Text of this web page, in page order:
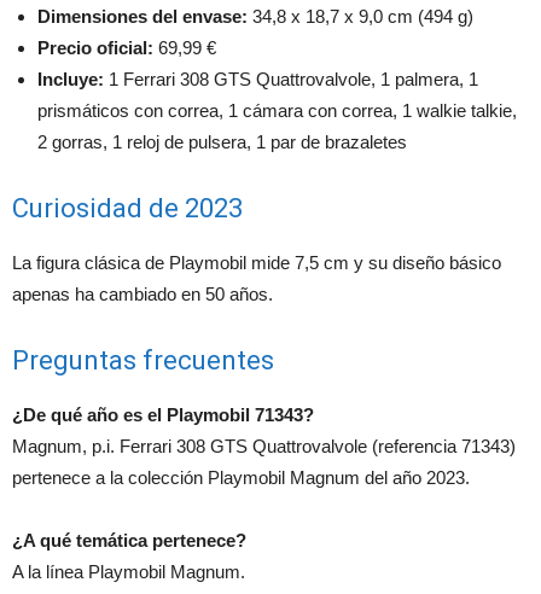
Dimensiones del envase: 34,8 x 18,7 x 9,0 cm (494 g)
Precio oficial: 69,99 €
Incluye: 1 Ferrari 308 GTS Quattrovalvole, 1 palmera, 1
prismáticos con correa, 1 cámara con correa, 1 walkie talkie,
2 gorras, 1 reloj de pulsera, 1 par de brazaletes
Curiosidad de 2023
La figura clásica de Playmobil mide 7,5 cm y su diseño básico
apenas ha cambiado en 50 años.
Preguntas frecuentes
¿De qué año es el Playmobil 71343?
Magnum, p.i. Ferrari 308 GTS Quattrovalvole (referencia 71343)
pertenece a la colección Playmobil Magnum del año 2023.
¿A qué temática pertenece?
A la línea Playmobil Magnum.